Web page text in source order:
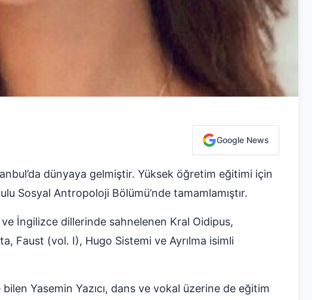
Google News
dünyaya gelmiştir. Yüksek öğretim eğitimi için
Sosyal Antropoloji Bölümü’nde tamamlamıştır.
İngilizce dillerinde sahnelenen Kral Oidipus,
Faust (vol. I), Hugo Sistemi ve Ayrılma isimli
Yasemin Yazıcı, dans ve vokal üzerine de eğitim